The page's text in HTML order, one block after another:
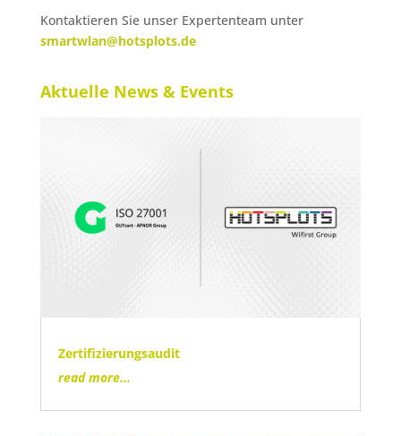
Kontaktieren Sie unser Expertenteam unter
smartwlan@hotsplots.de
Aktuelle News & Events
Zertifizierungsaudit
read more...